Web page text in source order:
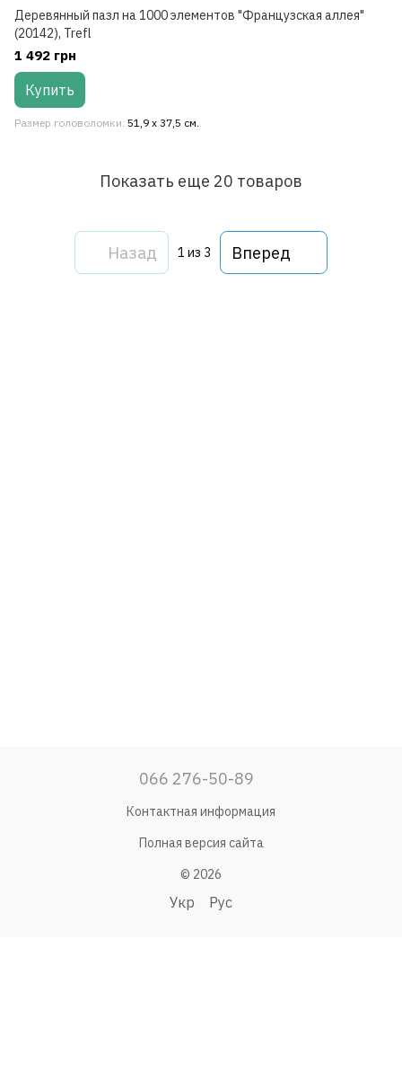
Деревянный пазл на 1000 элементов "Французская аллея"
(20142), Trefl
1 492 грн
Купить
Размер головоломки 51,9 х 37,5 см.
Показать еще 20 товаров
Назад 1 из 3 Вперед
066 276-50-89
Контактная информация
Полная версия сайта
© 2026
Укр Рус